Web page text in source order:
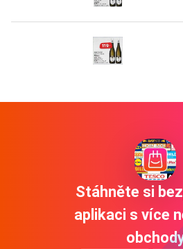
Stáhněte si
aplikaci s více